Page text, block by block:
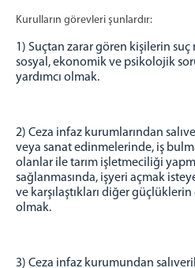
Kurulların görevleri şunlardır:
1) Suçtan zarar gören kişilerin suç
sosyal, ekonomik ve psikolojik
yardımcı olmak.
2) Ceza infaz kurumlarından
veya sanat edinmelerinde, iş
olanlar ile tarım işletmeciliği
sağlanmasında, işyeri açmak
ve karşılaştıkları diğer
olmak.
3) Ceza infaz kurumundan